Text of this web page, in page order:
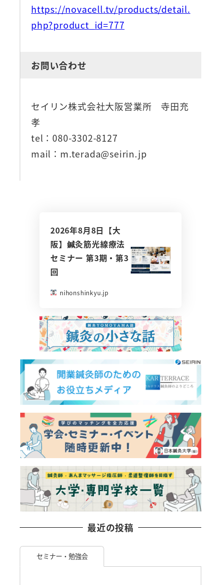
https://novacell.tv/products/detail.
php?product_id=777
お問い合わせ
セイリン株式会社大阪営業所 寺田充
孝
tel：080-3302-8127
mail：m.terada@seirin.jp
2026年8月8日【大
阪】鍼灸筋光線療法
セミナー 第3期・第3
回
nihonshinkyu.jp
最近の投稿
セミナー・勉強会